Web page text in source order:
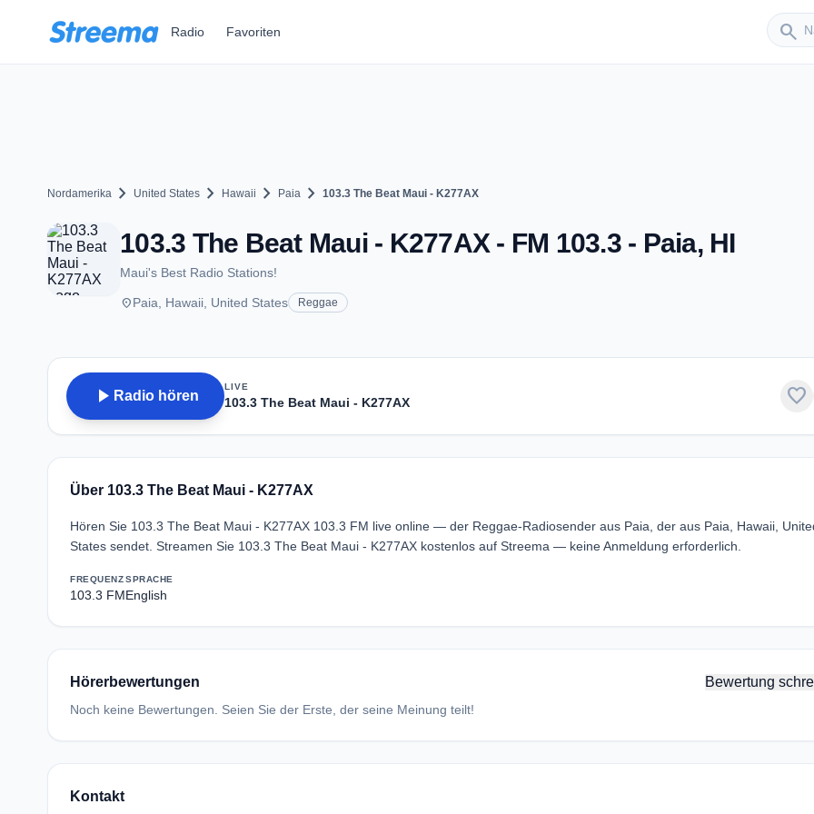
Radio Favoriten search
Sender
Nordamerika chevron_right United States chevron_right Hawaii chevron_right Paia chevron_right 103.3 The Beat Maui - K277AX
103.3 The Beat Maui - K277AX - FM 103.3 - Paia, HI
Maui's Best Radio Stations!
placePaia, Hawaii, United States Reggae
play_arrow Radio hören
LIVE
103.3 The Beat Maui - K277AX favorite
Über 103.3 The Beat Maui - K277AX
Hören Sie 103.3 The Beat Maui - K277AX 103.3 FM live online — der Reggae-Radiosender aus Paia, der aus Paia, Hawaii,
States sendet. Streamen Sie 103.3 The Beat Maui - K277AX kostenlos auf Streema — keine Anmeldung erforderlich.
FREQUENZ
103.3 FM
SPRACHE
English
Hörerbewertungen Bewertung
Noch keine Bewertungen. Seien Sie der Erste, der seine Meinung teilt!
Kontakt